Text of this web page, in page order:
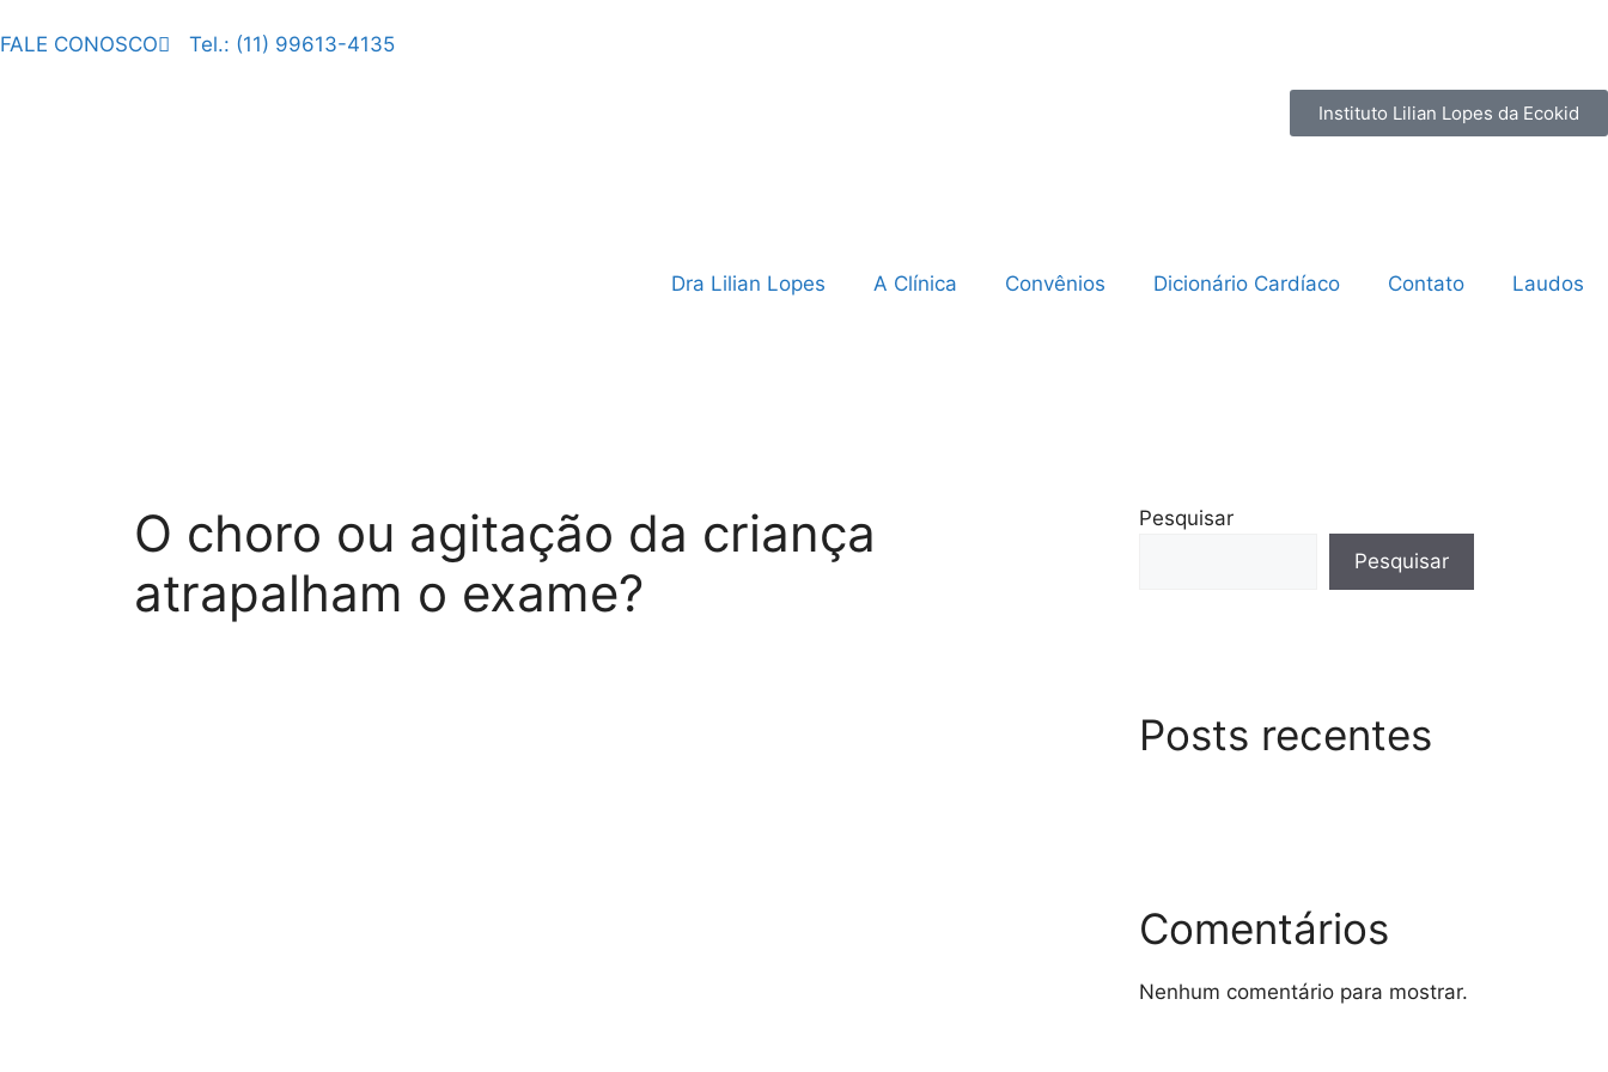
FALE CONOSCO Tel.: (11) 99613-4135
Instituto Lilian Lopes da Ecokid
Dra Lilian Lopes A Clínica Convênios Dicionário Cardíaco Contato Laudos
O choro ou agitação da criança
atrapalham o exame?
Pesquisar
Pesquisar
Posts recentes
Comentários
Nenhum comentário para mostrar.